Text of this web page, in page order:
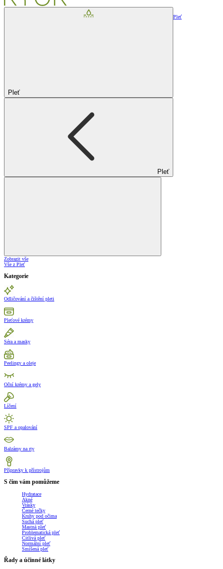
Pleť
Pleť
Pleť
Zobrazit vše
Vše z Pleť
Kategorie
Odličování a čištění pleti
Pleťové krémy
Séra a masky
Peelingy a oleje
Oční krémy a gely
Líčení
SPF a opalování
Balzámy na rty
Přípravky k přístrojům
S čím vám pomůžeme
Hydratace
Akné
Vrásky
Černé tečky
Kruhy pod očima
Suchá pleť
Mastná pleť
Problematická pleť
Citlivá pleť
Normální pleť
Smíšená pleť
Řady a účinné látky